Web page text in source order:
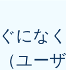
にな
ユー